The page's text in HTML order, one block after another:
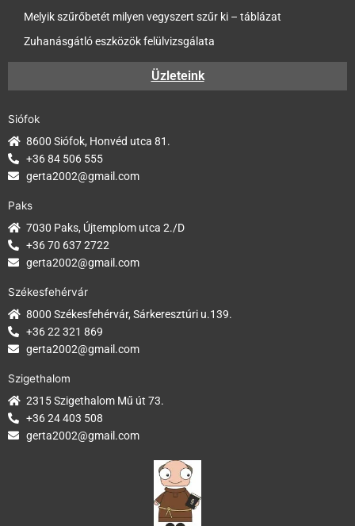
Melyik szűrőbetét milyen vegyszert szűr ki – táblázat
Zuhanásgátló eszközök felülvizsgálata
Üzleteink
Siófok
8600 Siófok, Honvéd utca 81.
+36 84 506 555
gerta2002@gmail.com
Paks
7030 Paks, Újtemplom utca 2./D
+36 70 637 2722
gerta2002@gmail.com
Székesfehérvár
8000 Székesfehérvár, Sárkeresztúri u.139.
+36 22 321 869
gerta2002@gmail.com
Szigethalom
2315 Szigethalom Mű út 73.
+36 24 403 508
gerta2002@gmail.com